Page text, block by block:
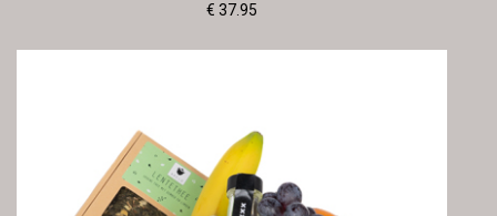
€ 37.95